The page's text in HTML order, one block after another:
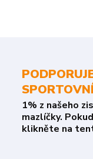
1% z našeho
mazlíčky.
klikněte na